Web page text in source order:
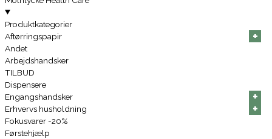
Produktkategorier
Aftørringspapir
+
+
+
Andet
Arbejdshandsker
TILBUD
Dispensere
Engangshandsker
+
+
+
Erhvervs husholdning +
+
+
Fokusvarer -20%
Førstehjælp